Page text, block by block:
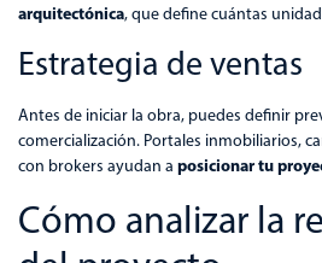
arquitectónica, que define cuántas
Estrategia de ventas
Antes de iniciar la obra, puedes definir
comercialización. Portales inmobiliarios,
con brokers ayudan a posicionar tu
Cómo analizar la